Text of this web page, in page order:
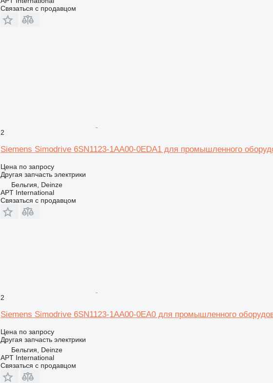
Связаться с продавцом
2
Siemens Simodrive 6SN1123-1AA00-0EDA1 для промышленного
Цена по запросу
Другая запчасть электрики
Бельгия, Deinze
APT International
Связаться с продавцом
2
Siemens Simodrive 6SN1123-1AA00-0EA0 для промышленного
Цена по запросу
Другая запчасть электрики
Бельгия, Deinze
APT International
Связаться с продавцом